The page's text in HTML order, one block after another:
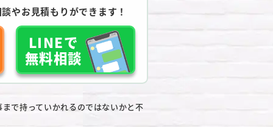
やお見積もりができます！
LINEで
無料相談
で持っていかれるのではないかと不